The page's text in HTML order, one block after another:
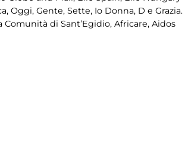
Oggi, Gente, Sette, Io Donna, D e Grazia.
Comunità di Sant’Egidio, Africare, Aidos